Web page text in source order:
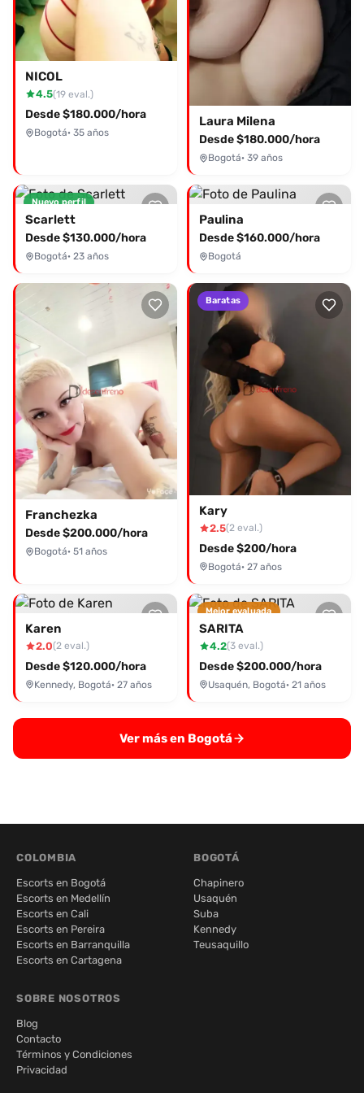
NICOL
4.5(19 eval.)
Desde $180.000/hora
Bogotá· 35 años
Laura Milena
Desde $180.000/hora
Bogotá· 39 años
Nuevo perfil
Scarlett
Desde $130.000/hora
Bogotá· 23 años
Paulina
Desde $160.000/hora
Bogotá
Franchezka
Desde $200.000/hora
Bogotá· 51 años
Baratas
Kary
2.5(2 eval.)
Desde $200/hora
Bogotá· 27 años
Karen
2.0(2 eval.)
Desde $120.000/hora
Kennedy, Bogotá· 27 años
Mejor evaluada
SARITA
4.2(3 eval.)
Desde $200.000/hora
Usaquén, Bogotá· 21 años
Ver más en Bogotá
COLOMBIA
Escorts en Bogotá
Escorts en Medellín
Escorts en Cali
Escorts en Pereira
Escorts en Barranquilla
Escorts en Cartagena
BOGOTÁ
Chapinero
Usaquén
Suba
Kennedy
Teusaquillo
SOBRE NOSOTROS
Blog
Contacto
Términos y Condiciones
Privacidad